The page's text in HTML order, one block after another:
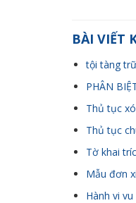
BÀI VIẾT
tội tàng
PHÂN
Thủ tục
Thủ tục
Tờ khai
Mẫu đơn
Hành vi